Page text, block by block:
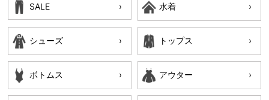
SALE 水着
シューズ トップス
ボトムス アウター